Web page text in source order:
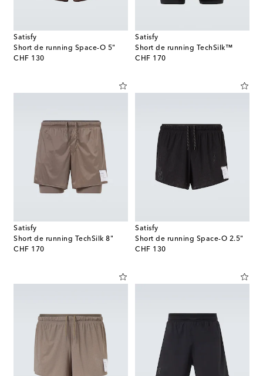
Satisfy
Short de running Space-O 5"
CHF 130
original price
Satisfy
Short de running TechSilk™
CHF 170
original price
Satisfy
Short de running TechSilk 8"
CHF 170
original price
Satisfy
Short de running Space-O 2.5"
CHF 130
original price